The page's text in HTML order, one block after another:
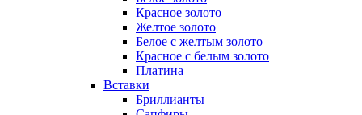
Красное золото
Желтое золото
Белое с желтым золото
Красное с белым золото
Платина
Вставки
Бриллианты